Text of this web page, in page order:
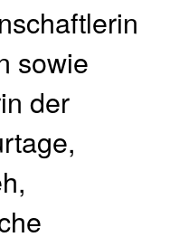
sowie
der